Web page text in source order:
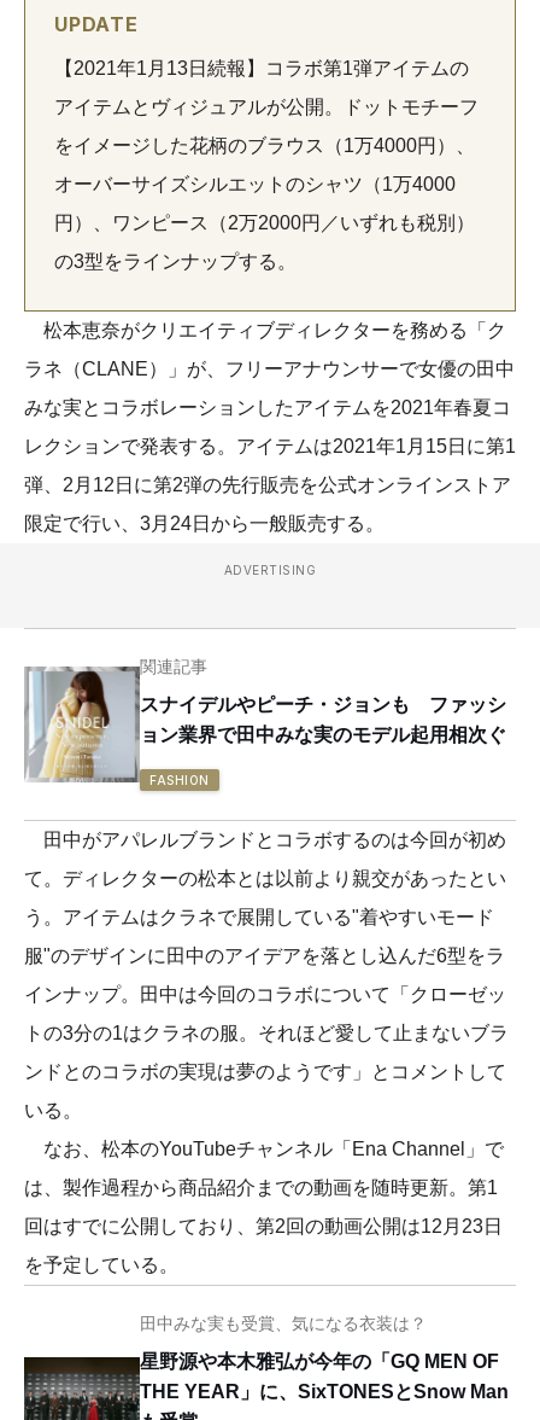
UPDATE
【2021年1月13日続報】コラボ第1弾アイテムの
アイテムとヴィジュアルが公開。ドットモチーフ
をイメージした花柄のブラウス（1万4000円）、
オーバーサイズシルエットのシャツ（1万4000
円）、ワンピース（2万2000円／いずれも税別）
の3型をラインナップする。
松本恵奈がクリエイティブディレクターを務める「ク
ラネ（CLANE）」が、フリーアナウンサーで女優の田中
みな実とコラボレーションしたアイテムを2021年春夏コ
レクションで発表する。アイテムは2021年1月15日に第1
弾、2月12日に第2弾の先行販売を公式オンラインストア
限定で行い、3月24日から一般販売する。
ADVERTISING
関連記事
スナイデルやピーチ・ジョンも ファッシ
ョン業界で田中みな実のモデル起用相次ぐ
FASHION
田中がアパレルブランドとコラボするのは今回が初め
て。ディレクターの松本とは以前より親交があったとい
う。アイテムはクラネで展開している"着やすいモード
服"のデザインに田中のアイデアを落とし込んだ6型をラ
インナップ。田中は今回のコラボについて「クローゼッ
トの3分の1はクラネの服。それほど愛して止まないブラ
ンドとのコラボの実現は夢のようです」とコメントして
いる。
なお、松本のYouTubeチャンネル「Ena Channel」で
は、製作過程から商品紹介までの動画を随時更新。第1
回はすでに公開しており、第2回の動画公開は12月23日
を予定している。
田中みな実も受賞、気になる衣装は？
星野源や本木雅弘が今年の「GQ MEN OF
THE YEAR」に、SixTONESとSnow Man